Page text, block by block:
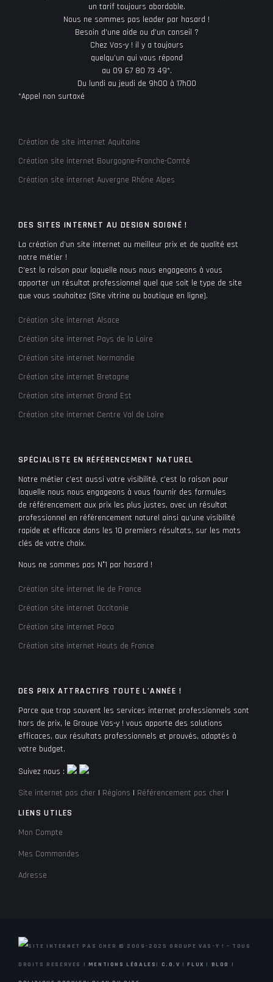
un tarif toujours abordable.
Nous ne sommes pas leader par hasard !
Besoin d’une aide ou d’un conseil ?
Chez Vas-y ! il y a toujours
quelqu’un qui vous répond
au 09 67 80 73 49*.
Du lundi au jeudi de 9h00 à 17h00
*Appel non surtaxé
Création de site internet Aquitaine
Création site internet Bourgogne-Franche-Comté
Création site internet Auvergne Rhône Alpes
DES SITES INTERNET AU DESIGN SOIGNÉ !
La création d’un site internet au meilleur prix et de qualité est
notre métier !
C’est la raison pour laquelle nous nous engageons à vous
apporter un résultat professionnel quel que soit le type de site
que vous souhaitez (Site vitrine ou boutique en ligne).
Création site internet Alsace
Création site internet Pays de la Loire
Création site internet Normandie
Création site internet Bretagne
Création site internet Grand Est
Création site internet Centre Val de Loire
SPÉCIALISTE EN RÉFÉRENCEMENT NATUREL
Notre métier c’est aussi votre visibilité, c’est la raison pour
laquelle nous nous engageons à vous fournir des formules
de référencement aux prix les plus justes, avec un résultat
professionnel en référencement naturel ainsi qu’une visibilité
rapide et efficace dans les 10 premiers résultats, sur les mots
clés de votre choix.
Nous ne sommes pas N°1 par hasard !
Création site internet Ile de France
Création site internet Occitanie
Création site internet Paca
Création site internet Hauts de France
DES PRIX ATTRACTIFS TOUTE L’ANNÉE !
Parce que trop souvent les services internet professionnels sont
hors de prix, le Groupe Vas-y ! vous apporte des solutions
efficaces, aux résultats professionnels et prouvés, adaptés à
votre budget.
Suivez nous :
Site internet pas cher | Régions | Référencement pas cher |
LIENS UTILES
Mon Compte
Mes Commandes
Adresse
© 2009-2025 GROUPE VAS-Y ! – TOUS
DROITS RESERVES | MENTIONS LÉGALES | C.G.V |FLUX | BLOG |